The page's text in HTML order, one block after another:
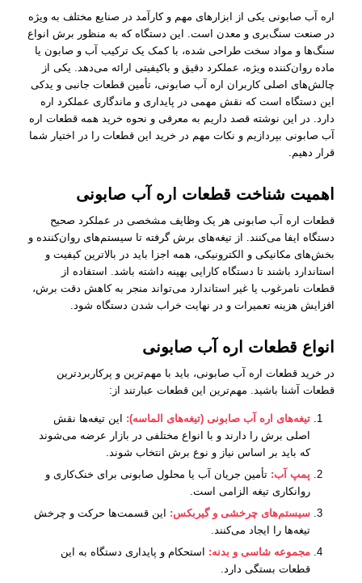
اره آب صابونی یکی از ابزارهای مهم و کارآمد در صنایع مختلف به ویژه
در صنعت سنگ‌بری و معدن است. این دستگاه که به منظور برش انواع
سنگ‌ها و مواد سخت طراحی شده، با کمک یک ترکیب آب و صابون یا
ماده روان‌کننده ویژه، عملکرد دقیق و باکیفیتی ارائه می‌دهد. یکی از
چالش‌های اصلی کاربران اره آب صابونی، تأمین قطعات جانبی و یدکی
این دستگاه است که نقش مهمی در پایداری و ماندگاری عملکرد اره
دارد. در این نوشته قصد داریم به معرفی و نحوه خرید همه قطعات اره
آب صابونی بپردازیم و نکات مهم در خرید این قطعات را در اختیار شما
قرار دهیم.
اهمیت شناخت قطعات اره آب صابونی
قطعات اره آب صابونی هر یک وظایف مشخصی در عملکرد صحیح
دستگاه ایفا می‌کنند. از تیغه‌های برش گرفته تا سیستم‌های روان‌کننده و
بخش‌های مکانیکی و الکترونیکی، همه اجزا باید در بالاترین کیفیت و
استاندارد باشند تا دستگاه کارایی بهینه داشته باشد. استفاده از
قطعات نامرغوب یا غیر استاندارد می‌تواند منجر به کاهش دقت برش،
افزایش هزینه تعمیرات و در نهایت خراب شدن دستگاه شود.
انواع قطعات اره آب صابونی
در خرید قطعات اره آب صابونی، باید با مهم‌ترین و پرکاربردترین
قطعات آشنا باشید. مهم‌ترین این قطعات عبارتند از:
تیغه‌های اره آب صابونی (تیغه‌های الماسه): این تیغه‌ها نقش
اصلی برش را دارند و با انواع مختلفی در بازار عرضه می‌شوند
که باید بر اساس نیاز و نوع برش انتخاب شوند.
پمپ آب: تأمین جریان آب یا محلول صابونی برای خنک‌کاری و
روانکاری تیغه الزامی است.
سیستم‌های چرخشی و گیربکس: این قسمت‌ها حرکت و چرخش
تیغه‌ها را ایجاد می‌کنند.
مجموعه شاسی و بدنه: استحکام و پایداری دستگاه به این
قطعات بستگی دارد.